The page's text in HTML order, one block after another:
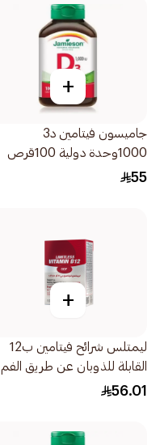
+
جاميسون فيتامين د3
1000وحدة دولية 100قرص
55
+
ليمتلس شرائح فيتامين ب12
القابلة للذوبان عن طريق الفم
56.01